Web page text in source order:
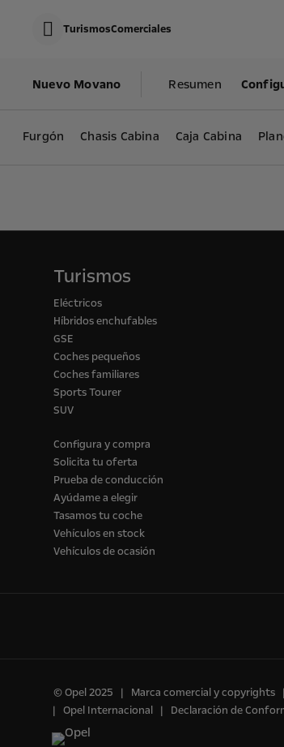
TurismosComerciales
i
Nuevo Movano Resumen
Furgón Chasis Cabina Caja Cabina
Turismos
Eléctricos
Híbridos enchufables
GSE
Coches pequeños
Coches familiares
Sports Tourer
SUV
Configura y compra
Solicita tu oferta
Prueba de conducción
Ayúdame a elegir
Tasamos tu coche
Vehículos en stock
Vehículos de ocasión
© Opel 2025 Marca comercial y copyrights
Opel Internacional
Declaración de